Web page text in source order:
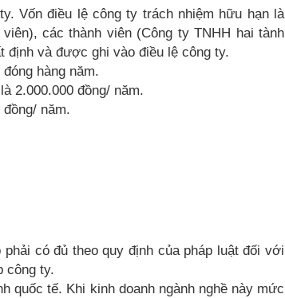
Vốn điều lệ công ty trách nhiệm hữu hạn là
các thành viên (Công ty TNHH hai tành
định và được ghi vào điều lệ công ty.
hàng năm.
2.000.000 đồng/ năm.
năm.
có đủ theo quy định của pháp luật đối với
công ty.
quốc tế. Khi kinh doanh ngành nghề này mức